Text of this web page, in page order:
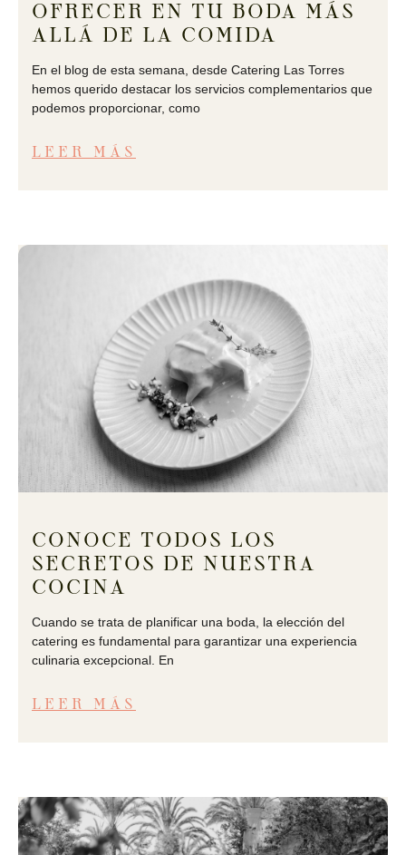
OFRECER EN TU BODA MÁS
ALLÁ DE LA COMIDA
En el blog de esta semana, desde Catering Las Torres
hemos querido destacar los servicios complementarios que
podemos proporcionar, como
LEER MÁS
CONOCE TODOS LOS
SECRETOS DE NUESTRA
COCINA
Cuando se trata de planificar una boda, la elección del
catering es fundamental para garantizar una experiencia
culinaria excepcional. En
LEER MÁS